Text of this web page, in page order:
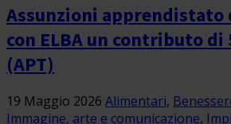
Assunzioni apprendistato
con ELBA un contributo di
(APT)
19 Maggio 2026 Alimentari,
Immagine, arte e comunicazione,